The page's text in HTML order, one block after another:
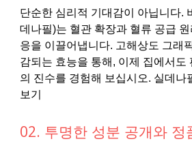
단순한 심리적 기대감이 아닙니다.
데나필)는 혈관 확장과 혈류 공급
응을 이끌어냅니다. 고해상도 그래
감되는 효능을 통해, 이제 집에서도
의 진수를 경험해 보십시오. 실데나
보기
02. 투명한 성분 공개와 정